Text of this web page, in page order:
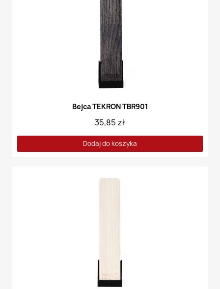
Bejca TEKRON TBR901
35,85 zł
Dodaj do koszyka